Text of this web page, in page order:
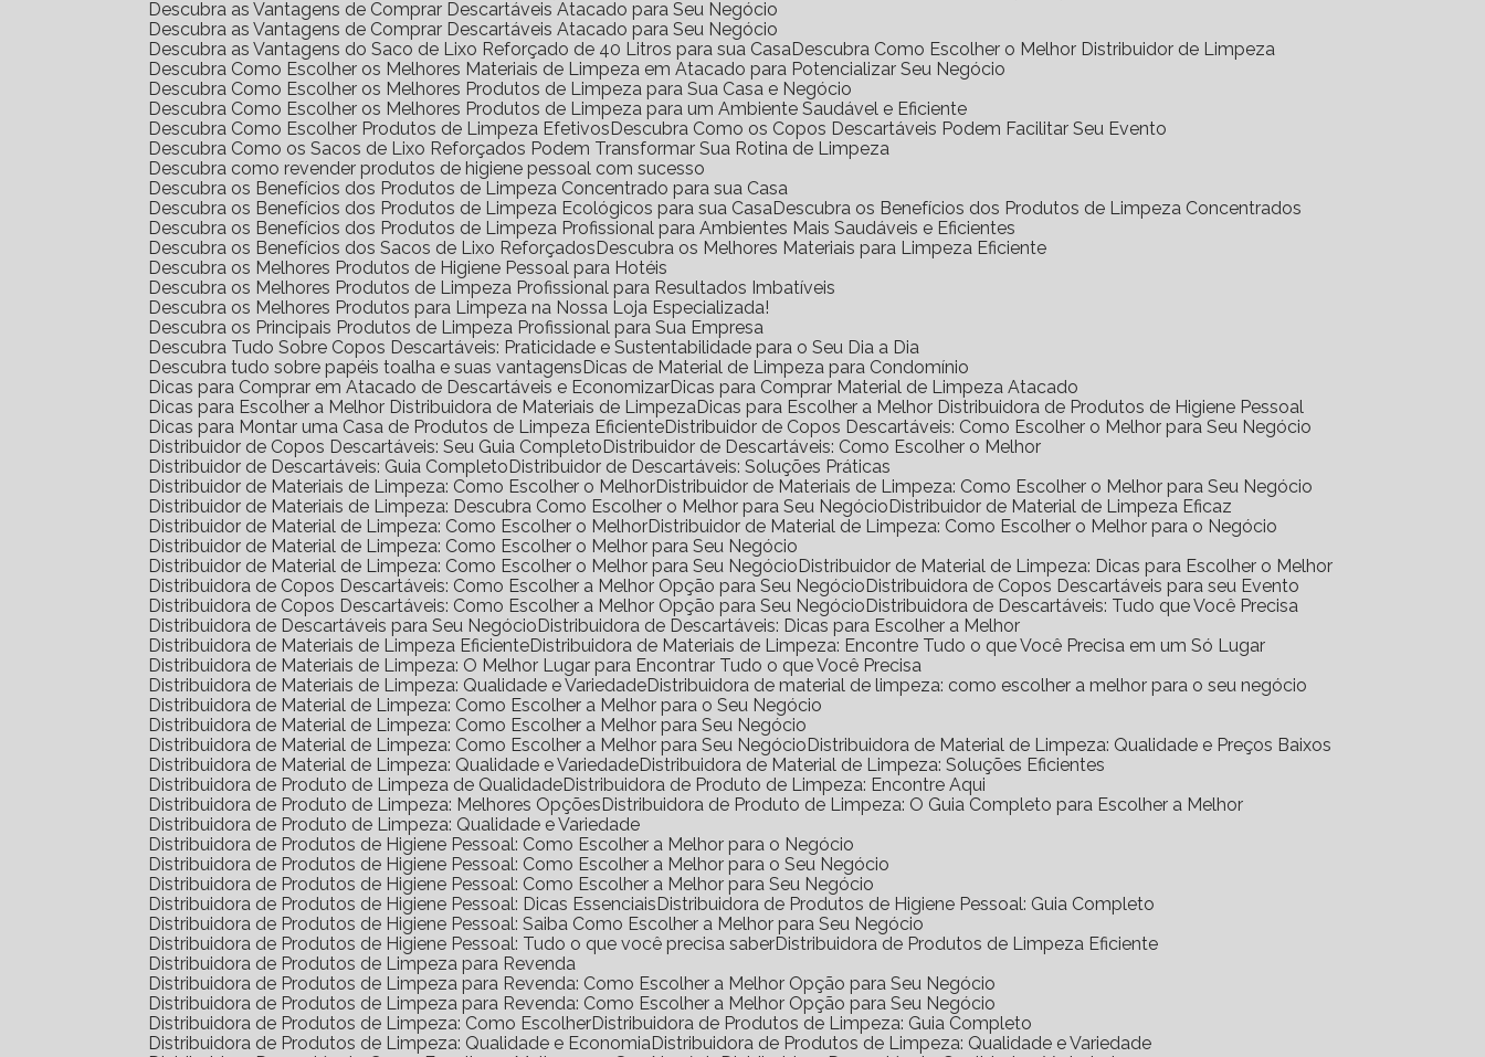
Descubra as Vantagens de Comprar Descartáveis Atacado para Seu Negócio
Descubra as Vantagens de Comprar Descartáveis Atacado para Seu Negócio
Descubra as Vantagens do Saco de Lixo Reforçado de 40 Litros para sua Casa
Descubra Como Escolher o Melhor Distribuidor de Limpeza
Descubra Como Escolher os Melhores Materiais de Limpeza em Atacado para Potencializar Seu Negócio
Descubra Como Escolher os Melhores Produtos de Limpeza para Sua Casa e Negócio
Descubra Como Escolher os Melhores Produtos de Limpeza para um Ambiente Saudável e Eficiente
Descubra Como Escolher Produtos de Limpeza Efetivos
Descubra Como os Copos Descartáveis Podem Facilitar Seu Evento
Descubra Como os Sacos de Lixo Reforçados Podem Transformar Sua Rotina de Limpeza
Descubra como revender produtos de higiene pessoal com sucesso
Descubra os Benefícios dos Produtos de Limpeza Concentrado para sua Casa
Descubra os Benefícios dos Produtos de Limpeza Ecológicos para sua Casa
Descubra os Benefícios dos Produtos de Limpeza Concentrados
Descubra os Benefícios dos Produtos de Limpeza Profissional para Ambientes Mais Saudáveis e Eficientes
Descubra os Benefícios dos Sacos de Lixo Reforçados
Descubra os Melhores Materiais para Limpeza Eficiente
Descubra os Melhores Produtos de Higiene Pessoal para Hotéis
Descubra os Melhores Produtos de Limpeza Profissional para Resultados Imbatíveis
Descubra os Melhores Produtos para Limpeza na Nossa Loja Especializada!
Descubra os Principais Produtos de Limpeza Profissional para Sua Empresa
Descubra Tudo Sobre Copos Descartáveis: Praticidade e Sustentabilidade para o Seu Dia a Dia
Descubra tudo sobre papéis toalha e suas vantagens
Dicas de Material de Limpeza para Condomínio
Dicas para Comprar em Atacado de Descartáveis e Economizar
Dicas para Comprar Material de Limpeza Atacado
Dicas para Escolher a Melhor Distribuidora de Materiais de Limpeza
Dicas para Escolher a Melhor Distribuidora de Produtos de Higiene Pessoal
Dicas para Montar uma Casa de Produtos de Limpeza Eficiente
Distribuidor de Copos Descartáveis: Como Escolher o Melhor para Seu Negócio
Distribuidor de Copos Descartáveis: Seu Guia Completo
Distribuidor de Descartáveis: Como Escolher o Melhor
Distribuidor de Descartáveis: Guia Completo
Distribuidor de Descartáveis: Soluções Práticas
Distribuidor de Materiais de Limpeza: Como Escolher o Melhor
Distribuidor de Materiais de Limpeza: Como Escolher o Melhor para Seu Negócio
Distribuidor de Materiais de Limpeza: Descubra Como Escolher o Melhor para Seu Negócio
Distribuidor de Material de Limpeza Eficaz
Distribuidor de Material de Limpeza: Como Escolher o Melhor
Distribuidor de Material de Limpeza: Como Escolher o Melhor para o Negócio
Distribuidor de Material de Limpeza: Como Escolher o Melhor para Seu Negócio
Distribuidor de Material de Limpeza: Como Escolher o Melhor para Seu Negócio
Distribuidor de Material de Limpeza: Dicas para Escolher o Melhor
Distribuidora de Copos Descartáveis: Como Escolher a Melhor Opção para Seu Negócio
Distribuidora de Copos Descartáveis para seu Evento
Distribuidora de Copos Descartáveis: Como Escolher a Melhor Opção para Seu Negócio
Distribuidora de Descartáveis: Tudo que Você Precisa
Distribuidora de Descartáveis para Seu Negócio
Distribuidora de Descartáveis: Dicas para Escolher a Melhor
Distribuidora de Materiais de Limpeza Eficiente
Distribuidora de Materiais de Limpeza: Encontre Tudo o que Você Precisa em um Só Lugar
Distribuidora de Materiais de Limpeza: O Melhor Lugar para Encontrar Tudo o que Você Precisa
Distribuidora de Materiais de Limpeza: Qualidade e Variedade
Distribuidora de material de limpeza: como escolher a melhor para o seu negócio
Distribuidora de Material de Limpeza: Como Escolher a Melhor para o Seu Negócio
Distribuidora de Material de Limpeza: Como Escolher a Melhor para Seu Negócio
Distribuidora de Material de Limpeza: Como Escolher a Melhor para Seu Negócio
Distribuidora de Material de Limpeza: Qualidade e Preços Baixos
Distribuidora de Material de Limpeza: Qualidade e Variedade
Distribuidora de Material de Limpeza: Soluções Eficientes
Distribuidora de Produto de Limpeza de Qualidade
Distribuidora de Produto de Limpeza: Encontre Aqui
Distribuidora de Produto de Limpeza: Melhores Opções
Distribuidora de Produto de Limpeza: O Guia Completo para Escolher a Melhor
Distribuidora de Produto de Limpeza: Qualidade e Variedade
Distribuidora de Produtos de Higiene Pessoal: Como Escolher a Melhor para o Negócio
Distribuidora de Produtos de Higiene Pessoal: Como Escolher a Melhor para o Seu Negócio
Distribuidora de Produtos de Higiene Pessoal: Como Escolher a Melhor para Seu Negócio
Distribuidora de Produtos de Higiene Pessoal: Dicas Essenciais
Distribuidora de Produtos de Higiene Pessoal: Guia Completo
Distribuidora de Produtos de Higiene Pessoal: Saiba Como Escolher a Melhor para Seu Negócio
Distribuidora de Produtos de Higiene Pessoal: Tudo o que você precisa saber
Distribuidora de Produtos de Limpeza Eficiente
Distribuidora de Produtos de Limpeza para Revenda
Distribuidora de Produtos de Limpeza para Revenda: Como Escolher a Melhor Opção para Seu Negócio
Distribuidora de Produtos de Limpeza para Revenda: Como Escolher a Melhor Opção para Seu Negócio
Distribuidora de Produtos de Limpeza: Como Escolher
Distribuidora de Produtos de Limpeza: Guia Completo
Distribuidora de Produtos de Limpeza: Qualidade e Economia
Distribuidora de Produtos de Limpeza: Qualidade e Variedade